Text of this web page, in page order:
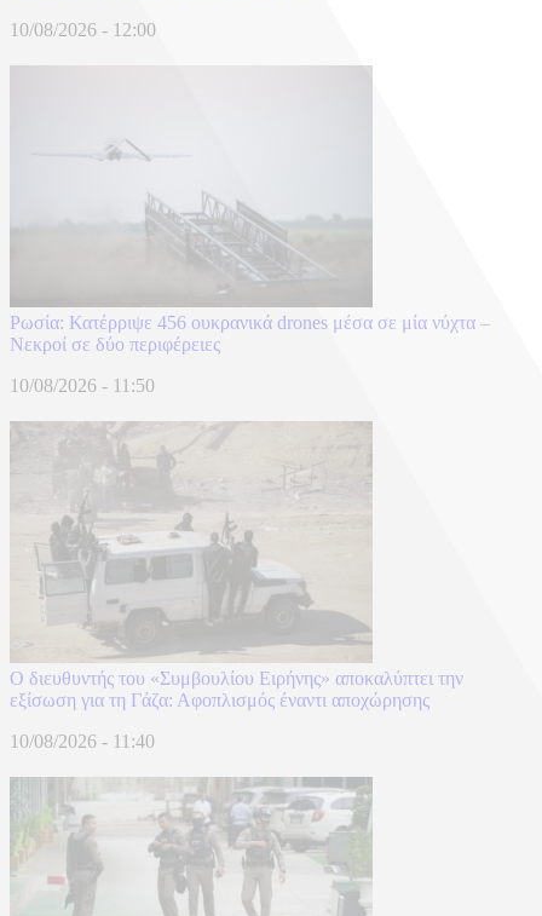
10/08/2026 - 12:00
Ρωσία: Κατέρριψε 456 ουκρανικά drones μέσα σε μία νύχτα –
Νεκροί σε δύο περιφέρειες
10/08/2026 - 11:50
Ο διευθυντής του «Συμβουλίου Ειρήνης» αποκαλύπτει την
εξίσωση για τη Γάζα: Αφοπλισμός έναντι αποχώρησης
10/08/2026 - 11:40